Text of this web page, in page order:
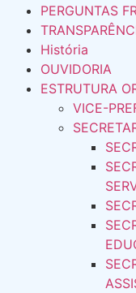
PERGUNTAS
História
OUVIDORIA
ESTRUTURA
VICE-